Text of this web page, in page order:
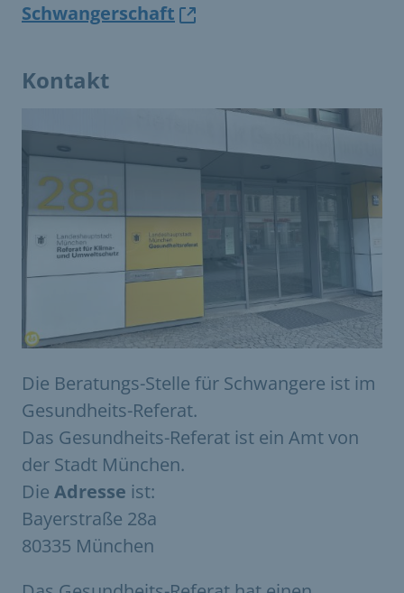
Schwangerschaft
Kontakt
Die Beratungs-Stelle für Schwangere ist im
Gesundheits-Referat.
Das Gesundheits-Referat ist ein Amt von
der Stadt München.
Die Adresse ist:
Bayerstraße 28a
80335 München